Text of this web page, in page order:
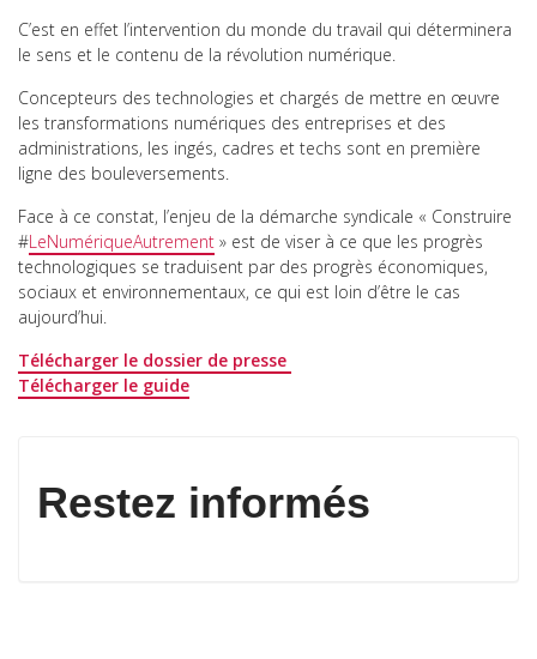
C’est en effet l’intervention du monde du travail qui déterminera
le sens et le contenu de la révolution numérique.
Concepteurs des technologies et chargés de mettre en œuvre
les transformations numériques des entreprises et des
administrations, les ingés, cadres et techs sont en première
ligne des bouleversements.
Face à ce constat, l’enjeu de la démarche syndicale « Construire
#LeNumériqueAutrement » est de viser à ce que les progrès
technologiques se traduisent par des progrès économiques,
sociaux et environnementaux, ce qui est loin d’être le cas
aujourd’hui.
Télécharger le dossier de presse
Télécharger le guide
Restez informés